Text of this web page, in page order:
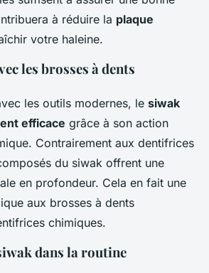
à réduire la plaque
votre haleine.
les brosses à dents
les outils modernes, le siwak
efficace grâce à son action
Contrairement aux dentifrices
du siwak offrent une
en profondeur. Cela en fait une
aux brosses à dents
chimiques.
dans la routine